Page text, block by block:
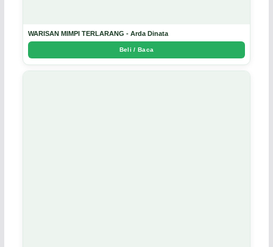
WARISAN MIMPI TERLARANG - Arda Dinata
Beli / Baca